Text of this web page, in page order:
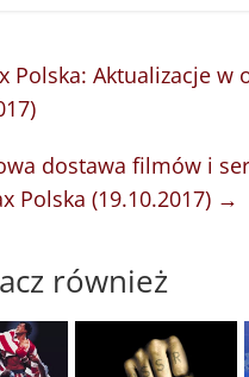
Polska: Aktualizacje w
dostawa filmów i
Polska (19.10.2017) →
również